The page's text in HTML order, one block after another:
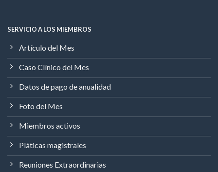
SERVICIO A LOS MIEMBROS
Artículo del Mes
Caso Clínico del Mes
Datos de pago de anualidad
Foto del Mes
Miembros activos
Pláticas magistrales
Reuniones Extraordinarias